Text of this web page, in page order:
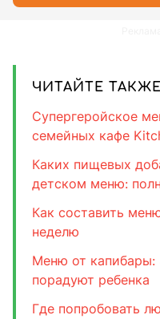
ЧИТАЙТЕ ТАКЖЕ
Супергеройское
семейных кафе
Каких пищевых
детском меню:
Как составить
неделю
Меню от капибары:
порадуют ребенка
Где попробовать